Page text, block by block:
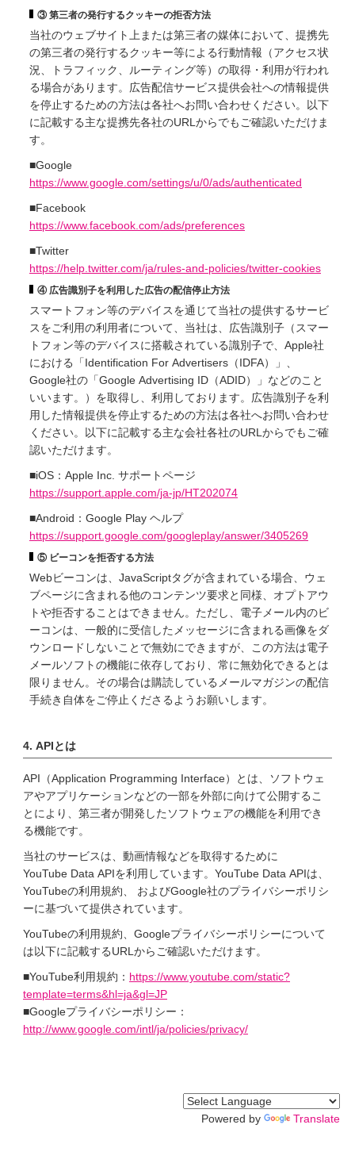
③ 第三者の発行するクッキーの拒否方法
当社のウェブサイト上または第三者の媒体において、提携先
の第三者の発行するクッキー等による行動情報（アクセス状
況、トラフィック、ルーティング等）の取得・利用が行われ
る場合があります。広告配信サービス提供会社への情報提供
を停止するための方法は各社へお問い合わせください。以下
に記載する主な提携先各社のURLからでもご確認いただけま
す。
■Google
https://www.google.com/settings/u/0/ads/authenticated
■Facebook
https://www.facebook.com/ads/preferences
■Twitter
https://help.twitter.com/ja/rules-and-policies/twitter-cookies
④ 広告識別子を利用した広告の配信停止方法
スマートフォン等のデバイスを通じて当社の提供するサービ
スをご利用の利用者について、当社は、広告識別子（スマー
トフォン等のデバイスに搭載されている識別子で、Apple社
における「Identification For Advertisers（IDFA）」、
Google社の「Google Advertising ID（ADID）」などのこと
いいます。）を取得し、利用しております。広告識別子を利
用した情報提供を停止するための方法は各社へお問い合わせ
ください。以下に記載する主な会社各社のURLからでもご確
認いただけます。
■iOS：Apple Inc. サポートページ
https://support.apple.com/ja-jp/HT202074
■Android：Google Play ヘルプ
https://support.google.com/googleplay/answer/3405269
⑤ ビーコンを拒否する方法
Webビーコンは、JavaScriptタグが含まれている場合、ウェ
ブページに含まれる他のコンテンツ要求と同様、オプトアウ
トや拒否することはできません。ただし、電子メール内のビ
ーコンは、一般的に受信したメッセージに含まれる画像をダ
ウンロードしないことで無効にできますが、この方法は電子
メールソフトの機能に依存しており、常に無効化できるとは
限りません。その場合は購読しているメールマガジンの配信
手続き自体をご停止くださるようお願いします。
4. APIとは
API（Application Programming Interface）とは、ソフトウェ
アやアプリケーションなどの一部を外部に向けて公開するこ
とにより、第三者が開発したソフトウェアの機能を利用でき
る機能です。
当社のサービスは、動画情報などを取得するために
YouTube Data APIを利用しています。YouTube Data APIは、
YouTubeの利用規約、 およびGoogle社のプライバシーポリシ
ーに基づいて提供されています。
YouTubeの利用規約、Googleプライバシーポリシーについて
は以下に記載するURLからご確認いただけます。
■YouTube利用規約： https://www.youtube.com/static?
template=terms&hl=ja&gl=JP
■Googleプライバシーポリシー：
http://www.google.com/intl/ja/policies/privacy/
Powered by Translate